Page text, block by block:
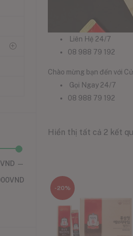
Liên Hệ 24/7
08 988 79 192
Chào mừng bạn đến với
Gọi Ngay 24/7
08 988 79 192
Hiển thị tất cả 2 kết
-20%
—